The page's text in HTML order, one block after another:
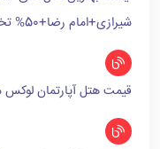
شیرازی+امام رضا+50% تخفیف
قیمت هتل آپارتمان